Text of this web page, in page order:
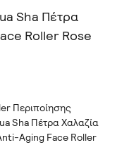
Sha Πέτρα
Roller Rose
Περιποίησης
Sha Πέτρα Χαλαζία
Aging Face Roller